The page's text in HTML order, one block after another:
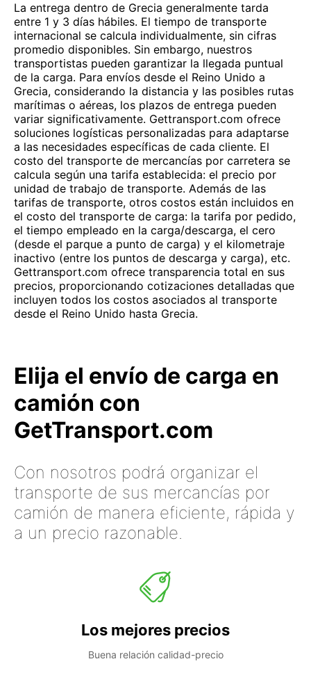
La entrega dentro de Grecia generalmente tarda
entre 1 y 3 días hábiles. El tiempo de transporte
internacional se calcula individualmente, sin cifras
promedio disponibles. Sin embargo, nuestros
transportistas pueden garantizar la llegada puntual
de la carga. Para envíos desde el Reino Unido a
Grecia, considerando la distancia y las posibles rutas
marítimas o aéreas, los plazos de entrega pueden
variar significativamente. Gettransport.com ofrece
soluciones logísticas personalizadas para adaptarse
a las necesidades específicas de cada cliente. El
costo del transporte de mercancías por carretera se
calcula según una tarifa establecida: el precio por
unidad de trabajo de transporte. Además de las
tarifas de transporte, otros costos están incluidos en
el costo del transporte de carga: la tarifa por pedido,
el tiempo empleado en la carga/descarga, el cero
(desde el parque a punto de carga) y el kilometraje
inactivo (entre los puntos de descarga y carga), etc.
Gettransport.com ofrece transparencia total en sus
precios, proporcionando cotizaciones detalladas que
incluyen todos los costos asociados al transporte
desde el Reino Unido hasta Grecia.
Elija el envío de carga en
camión con
GetTransport.com
Con nosotros podrá organizar el
transporte de sus mercancías por
camión de manera eficiente, rápida y
a un precio razonable.
Los mejores precios
Buena relación calidad-precio